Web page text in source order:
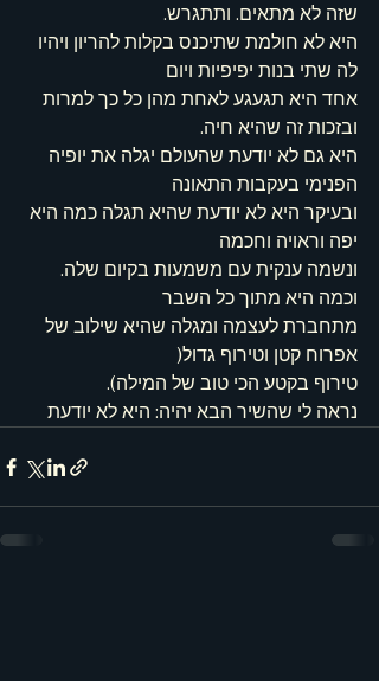
שזה לא מתאים. ותתגרש.
היא לא חולמת שתיכנס בקלות להריון ויהיו
לה שתי בנות יפיפיות ויום
אחד היא תגעגע לאחת מהן כל כך למרות
ובזכות זה שהיא חיה.
היא גם לא יודעת שהעולם יגלה את יופיה
הפנימי בעקבות התאונה
ובעיקר היא לא יודעת שהיא תגלה כמה היא
יפה וראויה וחכמה
ונשמה ענקית עם משמעות בקיום שלה.
וכמה היא מתוך כל השבר
מתחברת לעצמה ומגלה שהיא שילוב של
אפרוח קטן וטירוף גדול(
טירוף בקטע הכי טוב של המילה).
נראה לי שהשיר הבא יהיה: היא לא יודעת